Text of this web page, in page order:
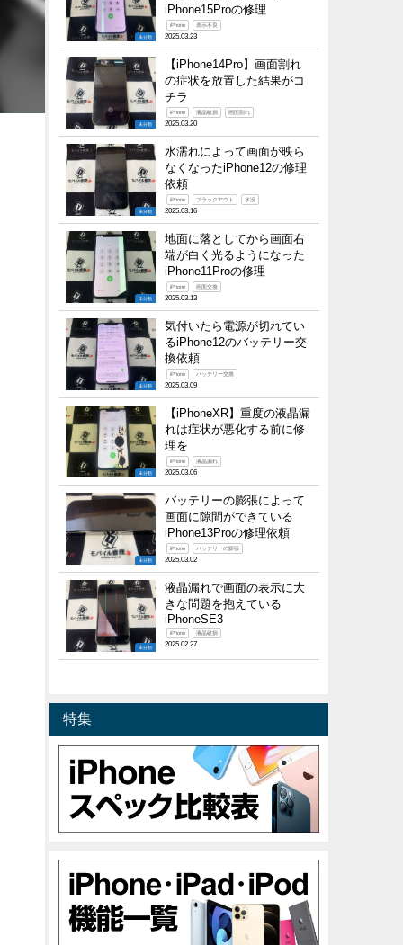
未分類
iPhone15Proの修理
iPhone 表示不良
2025.03.23
未分類
【iPhone14Pro】画面割れ
の症状を放置した結果がコ
チラ
iPhone 液晶破損 画面割れ
2025.03.20
未分類
水濡れによって画面が映ら
なくなったiPhone12の修理
依頼
iPhone ブラックアウト 水没
2025.03.16
未分類
地面に落としてから画面右
端が白く光るようになった
iPhone11Proの修理
iPhone 画面交換
2025.03.13
未分類
気付いたら電源が切れてい
るiPhone12のバッテリー交
換依頼
iPhone バッテリー交換
2025.03.09
未分類
【iPhoneXR】重度の液晶漏
れは症状が悪化する前に修
理を
iPhone 液晶漏れ
2025.03.06
未分類
バッテリーの膨張によって
画面に隙間ができている
iPhone13Proの修理依頼
iPhone バッテリーの膨張
2025.03.02
未分類
液晶漏れで画面の表示に大
きな問題を抱えている
iPhoneSE3
iPhone 液晶破損
2025.02.27
特集